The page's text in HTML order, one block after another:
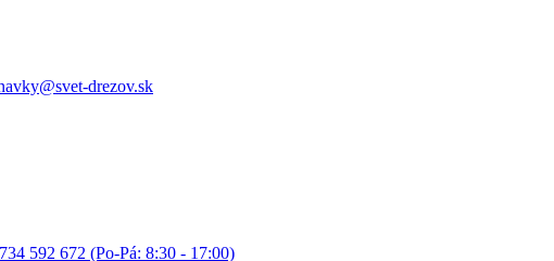
drezov.sk
592 672 (Po-Pá: 8:30 - 17:00)